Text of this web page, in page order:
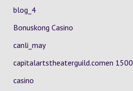
blog_4
Bonuskong Casino
canli_may
capitalartstheaterguild.comen 1500
casino